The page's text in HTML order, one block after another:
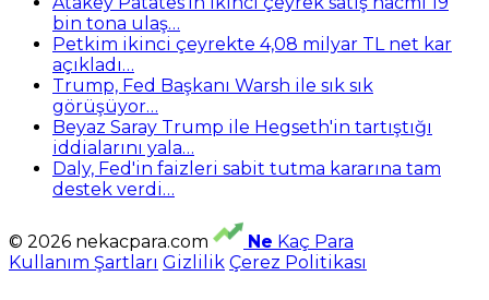
bin tona ulaş…
Petkim ikinci çeyrekte 4,08 milyar TL net kar
açıkladı…
Trump, Fed Başkanı Warsh ile sık sık
görüşüyor…
Beyaz Saray Trump ile Hegseth'in tartıştığı
iddialarını yala…
Daly, Fed'in faizleri sabit tutma kararına tam
destek verdi…
© 2026 nekacpara.com Ne Kaç Para
Kullanım Şartları Gizlilik Çerez Politikası